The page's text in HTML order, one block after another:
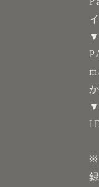
※